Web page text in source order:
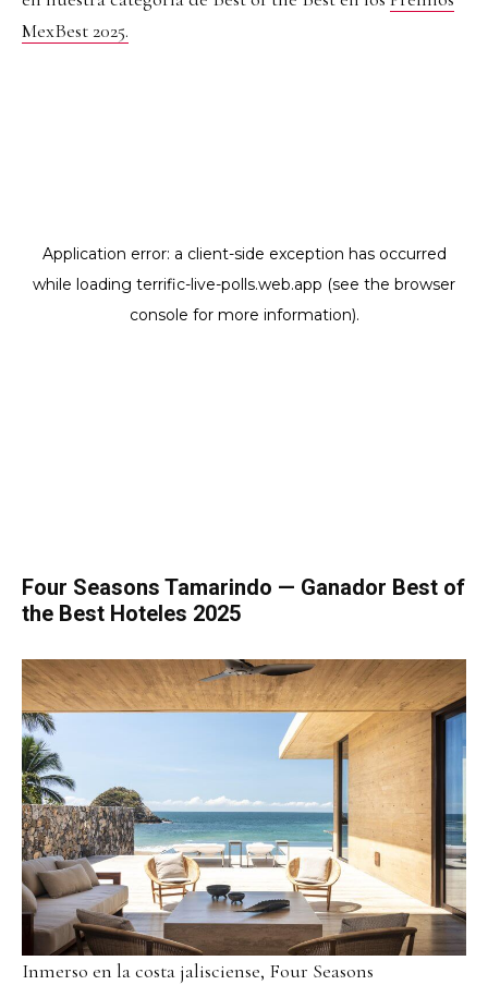
MexBest 2025.
Four Seasons Tamarindo — Ganador Best of
the Best Hoteles 2025
Inmerso en la costa jalisciense, Four Seasons